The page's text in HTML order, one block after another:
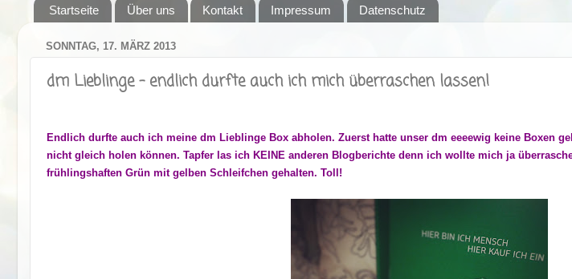
Startseite Über uns Kontakt Impressum Datenschutz
SONNTAG, 17. MÄRZ 2013
dm Lieblinge - endlich durfte auch ich mich überraschen lassen!
Endlich durfte auch ich meine dm Lieblinge Box abholen. Zuerst hatte unser dm eeeewig keine Boxen
nicht gleich holen können. Tapfer las ich KEINE anderen Blogberichte denn ich wollte mich ja
frühlingshaften Grün mit gelben Schleifchen gehalten. Toll!